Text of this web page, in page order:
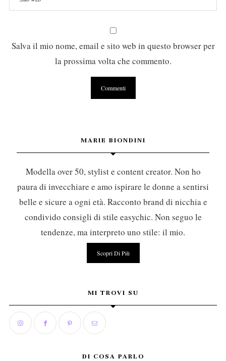
Salva il mio nome, email e sito web in questo browser per
la prossima volta che commento.
MARIE BIONDINI
Modella over 50, stylist e content creator. Non ho
paura di invecchiare e amo ispirare le donne a sentirsi
belle e sicure a ogni età. Racconto brand di nicchia e
condivido consigli di stile easychic. Non seguo le
tendenze, ma interpreto uno stile: il mio.
Scopri Di Più
MI TROVI SU
DI COSA PARLO